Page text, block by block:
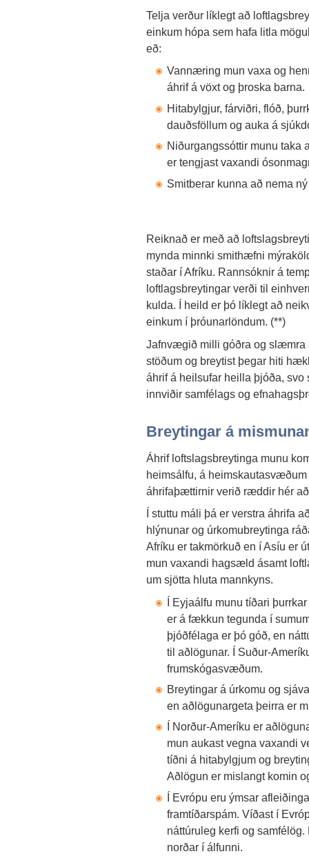
Telja verður líklegt að
einkum hópa sem hafa litla
eð:
Vannæring mun vaxa og
áhrif á vöxt og þroska barna.
Hitabylgjur, fárviðri, flóð,
dauðsföllum og auka á
Niðurgangssóttir munu taka
er tengjast vaxandi
Smitberar kunna að nema
Reiknað er með að
mynda minnki smithæfni
staðar í Afríku. Rannsóknir á
loftlagsbreytingar verði til
kulda. Í heild er þó líklegt að
einkum í þróunarlöndum. (**)
Jafnvægið milli góðra og slæmra
stöðum og breytist þegar hiti
áhrif á heilsufar heilla þjóða,
innviðir samfélags og
Breytingar á
Áhrif loftslagsbreytinga munu
heimsálfu, á
áhrifaþættirnir verið ræddir hér
Í stuttu máli þá er verstra áhrifa
hlýnunar og úrkomubreytinga
Afríku er takmörkuð en í Asíu er
mun vaxandi hagsæld ásamt
um sjötta hluta mannkyns.
Í Eyjaálfu munu tíðari
er á fækkun tegunda í
þjóðfélaga er þó góð, en
til aðlögunar. Í Suður-
frumskógasvæðum.
Breytingar á úrkomu og
en aðlögunargeta þeirra er
Í Norður-Ameríku er
mun aukast vegna vaxandi
tíðni á hitabylgjum og
Aðlögun er mislangt komin
Í Evrópu eru ýmsar
framtíðarspám. Víðast í
náttúruleg kerfi og
norðar í álfunni.